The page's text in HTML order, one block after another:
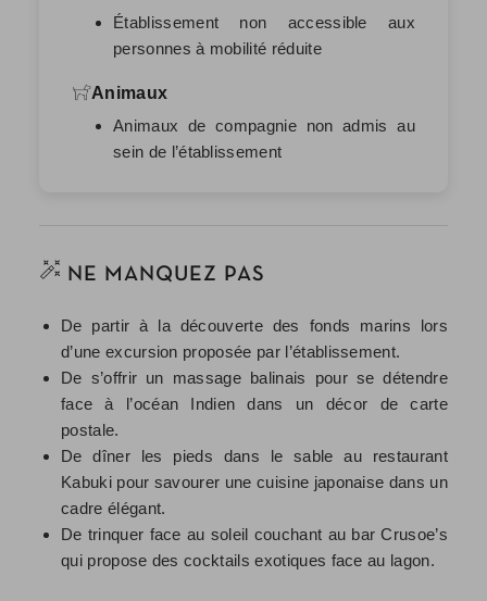
Établissement non accessible aux
personnes à mobilité réduite
Animaux
Animaux de compagnie non admis au
sein de l’établissement
NE MANQUEZ PAS
De partir à la découverte des fonds marins lors
d’une excursion proposée par l’établissement.
De s’offrir un massage balinais pour se détendre
face à l’océan Indien dans un décor de carte
postale.
De dîner les pieds dans le sable au restaurant
Kabuki pour savourer une cuisine japonaise dans un
cadre élégant.
De trinquer face au soleil couchant au bar Crusoe’s
qui propose des cocktails exotiques face au lagon.